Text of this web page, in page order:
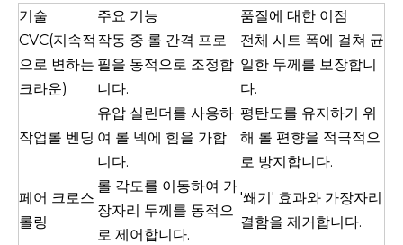
기술
주요 기능
품질에 대한 이점
CVC(지속적
으로 변하는
크라운)
작동 중 롤 간격 프로
필을 동적으로 조정합
니다.
전체 시트 폭에 걸쳐 균
일한 두께를 보장합니
다.
작업롤 벤딩
유압 실린더를 사용하
여 롤 넥에 힘을 가합
니다.
평탄도를 유지하기 위
해 롤 편향을 적극적으
로 방지합니다.
페어 크로스
롤링
롤 각도를 이동하여 가
장자리 두께를 동적으
로 제어합니다.
'쐐기' 효과와 가장자리
결함을 제거합니다.